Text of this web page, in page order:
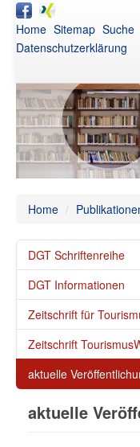
Home Sitemap Suche
Datenschutzerklärung
Home /
DGT Schriftenreihe
DGT Informationen
Zeitschrift für
Zeitschrift
aktuelle
aktuelle